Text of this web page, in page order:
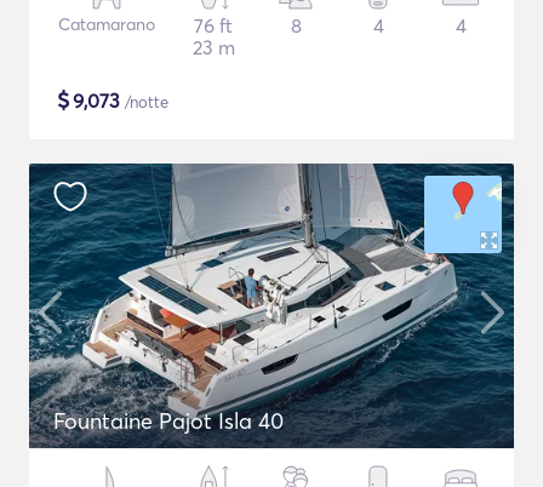
Catamarano
76 ft
23 m
8 4 4
$9,073 /notte
Fountaine Pajot Isla 40